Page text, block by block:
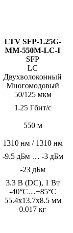
LTV SFP-1.25G-
MM-550M-LC-I
SFP
LC
Двухволоконный
Многомодовый
50/125 мкм
1.25 Гбит/с
550 м
1310 нм / 1310 нм
-9.5 дБм … -3 дБм
-23 дБм
3.3 В (DC), 1 Вт
-40°C…+85°C
55.4x13.7x8.5 мм
0.017 кг